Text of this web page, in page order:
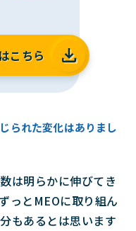
こちら
られた変化はありまし
は明らかに伸びてき
っとMEOに取り組ん
もあるとは思います